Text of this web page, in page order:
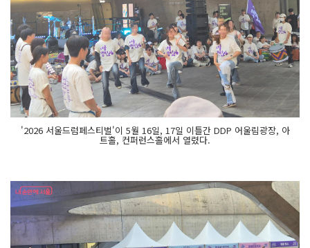
'2026 서울드럼페스티벌'이 5월 16일, 17일 이틀간 DDP 어울림광장, 아
트홀, 컨퍼런스홀에서 열렸다.